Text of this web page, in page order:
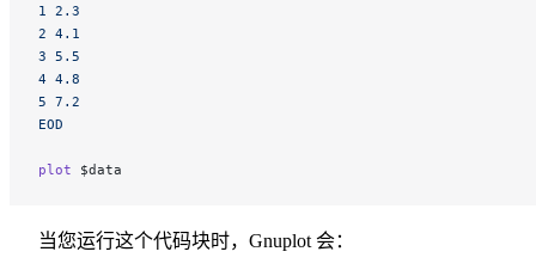
1 2.3
2 4.1
3 5.5
4 4.8
5 7.2
EOD
plot $data
当您运行这个代码块时，Gnuplot 会：